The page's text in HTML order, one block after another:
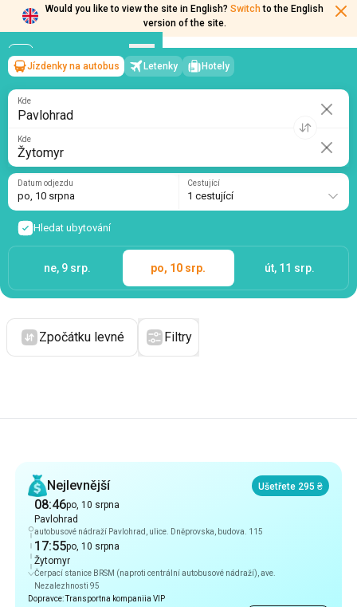
Would you like to view the site in English? Switch to the English
version of the site.
Pavlohrad→Žytomyr
po, 10 srpna/1 cestující
Jízdenky na autobus Letenky Hotely
Kde
Kde
Datum odjezdu
po, 10 srpna
Cestující
1 cestující
Hledat ubytování
ne, 9 srp. po, 10 srp. út, 11 srp.
Zpočátku levné Filtry
Nejlevnější
Ušetřete 295 ₴
08:46po, 10 srpna
Pavlohrad
autobusové nádraží Pavlohrad, ulice. Dněprovska, budova. 115
17:55po, 10 srpna
Žytomyr
Čerpací stanice BRSM (naproti centrální autobusové nádraží), ave.
Nezalezhnosti 95
Dopravce: Transportna kompaniia VIP